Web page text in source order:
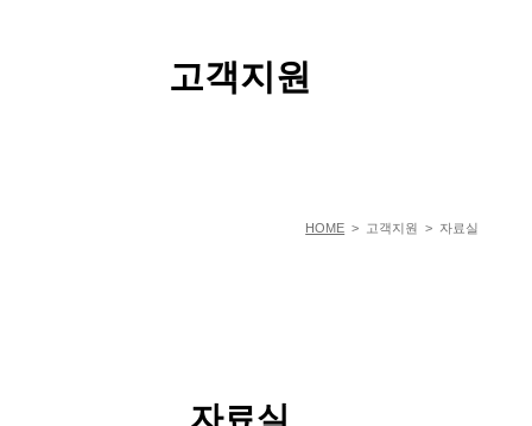
고객지원
HOME > 고객지원 > 자료실
자료실